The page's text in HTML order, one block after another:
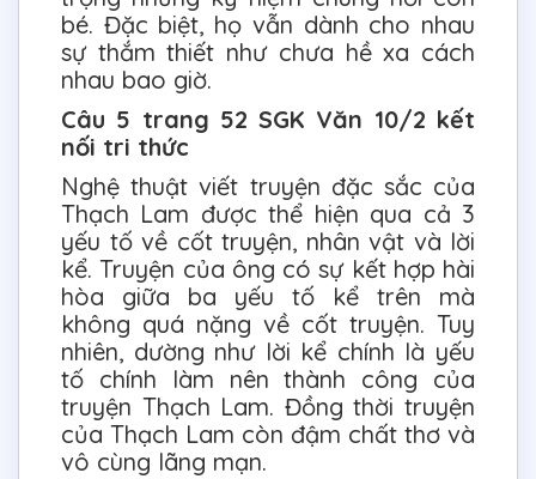
bé. Đặc biệt, họ vẫn dành cho nhau
sự thắm thiết như chưa hề xa cách
nhau bao giờ.
Câu 5 trang 52 SGK Văn 10/2 kết
nối tri thức
Nghệ thuật viết truyện đặc sắc của
Thạch Lam được thể hiện qua cả 3
yếu tố về cốt truyện, nhân vật và lời
kể. Truyện của ông có sự kết hợp hài
hòa giữa ba yếu tố kể trên mà
không quá nặng về cốt truyện. Tuy
nhiên, dường như lời kể chính là yếu
tố chính làm nên thành công của
truyện Thạch Lam. Đồng thời truyện
của Thạch Lam còn đậm chất thơ và
vô cùng lãng mạn.